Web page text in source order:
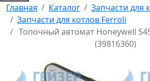
Главная Каталог
Запчасти для
Запчасти для котлов Ferroli
Топочный автомат Honeywell
(39816360)